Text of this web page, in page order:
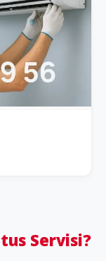
Servisi?